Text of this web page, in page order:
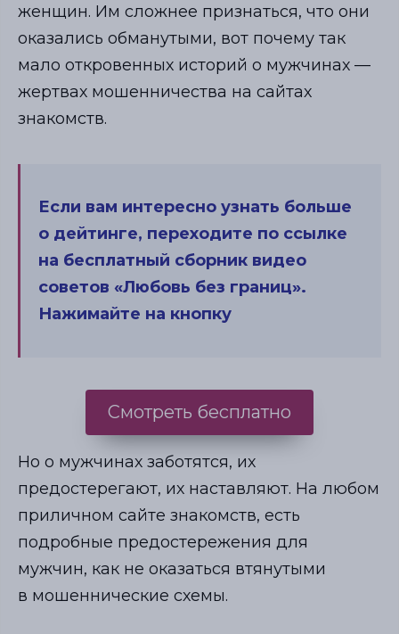
женщин. Им сложнее признаться, что они
оказались обманутыми, вот почему так
мало откровенных историй о мужчинах —
жертвах мошенничества на сайтах
знакомств.
Если вам интересно узнать больше
о дейтинге, переходите по ссылке
на бесплатный сборник видео
советов «Любовь без границ».
Нажимайте на кнопку
Смотреть бесплатно
Но о мужчинах заботятся, их
предостерегают, их наставляют. На любом
приличном сайте знакомств, есть
подробные предостережения для
мужчин, как не оказаться втянутыми
в мошеннические схемы.